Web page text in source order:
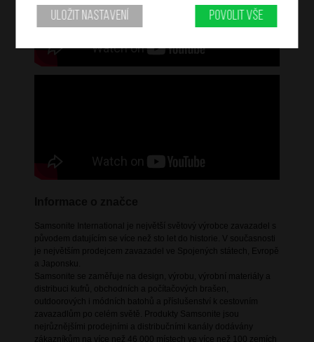
Samsonite International je největší světový výrobce zavazadel s
původem datujícím se více než sto let do historie. V současnosti
je největším prodejcem zavazadel ve Spojených státech, Evropě
a Japonsku.
Samsonite se zaměřuje na design, výrobu, výrobní materiály a
distribuci kufrů, obchodních a počítačových brašen,
outdoorových i módních batohů a příslušenství k cestovním
zavazadlům po celém světě. Produkty Samsonite jsou
nejrůznějšími prodejními a distribučními kanály dodávány
zákazníkům na více než 46 000 místech ve více než 100 zemích
Uložit nastavení Povolit vše